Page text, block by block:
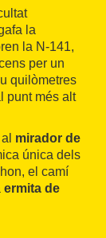
la
la N-141,
per un
quilòmetres
punt més alt
mirador de
única dels
el camí
ermita de